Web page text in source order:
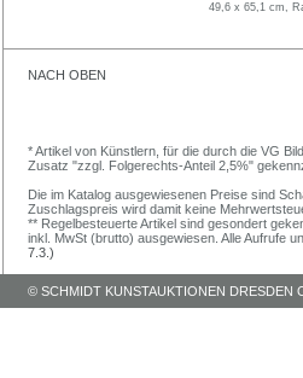
49,6 x 65,1 cm,
NACH OBEN
* Artikel von Künstlern, für die durch die VG
Zusatz "zzgl. Folgerechts-Anteil 2,5%"
Die im Katalog ausgewiesenen Preise sind
Zuschlagspreis wird damit keine
** Regelbesteuerte Artikel sind gesondert
inkl. MwSt (brutto) ausgewiesen. Alle Aufrufe
7.3.)
© SCHMIDT KUNSTAUKTIONEN DRESDEN